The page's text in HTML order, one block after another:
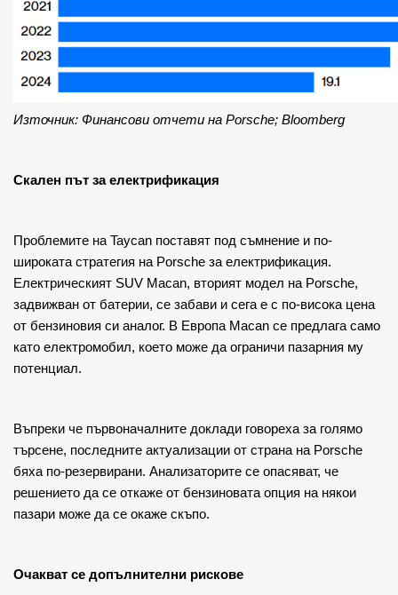
Източник: Финансови отчети на Porsche; Bloomberg
Скален път за електрификация
Проблемите на Taycan поставят под съмнение и по-
широката стратегия на Porsche за електрификация.
Електрическият SUV Macan, вторият модел на Porsche,
задвижван от батерии, се забави и сега е с по-висока цена
от бензиновия си аналог. В Европа Macan се предлага само
като електромобил, което може да ограничи пазарния му
потенциал.
Въпреки че първоначалните доклади говореха за голямо
търсене, последните актуализации от страна на Porsche
бяха по-резервирани. Анализаторите се опасяват, че
решението да се откаже от бензиновата опция на някои
пазари може да се окаже скъпо.
Очакват се допълнителни рискове